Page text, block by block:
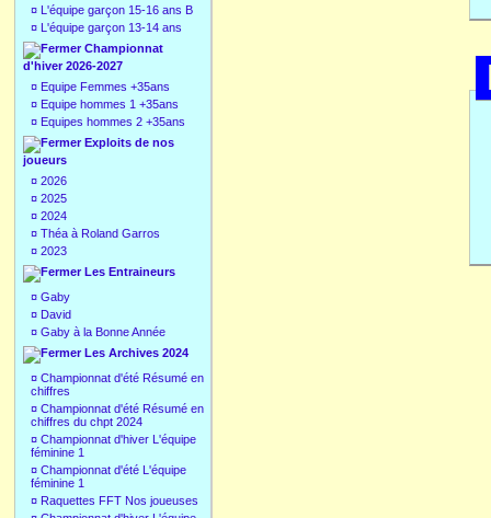
¤ L'équipe garçon 15-16 ans B
¤ L'équipe garçon 13-14 ans
Championnat
d'hiver 2026-2027
¤ Equipe Femmes +35ans
¤ Equipe hommes 1 +35ans
¤ Equipes hommes 2 +35ans
Exploits de nos
joueurs
¤ 2026
¤ 2025
¤ 2024
¤ Théa à Roland Garros
¤ 2023
Les Entraineurs
¤ Gaby
¤ David
¤ Gaby à la Bonne Année
Les Archives 2024
¤ Championnat d'été Résumé en
chiffres
¤ Championnat d'été Résumé en
chiffres du chpt 2024
¤ Championnat d'hiver L'équipe
féminine 1
¤ Championnat d'été L'équipe
féminine 1
¤ Raquettes FFT Nos joueuses